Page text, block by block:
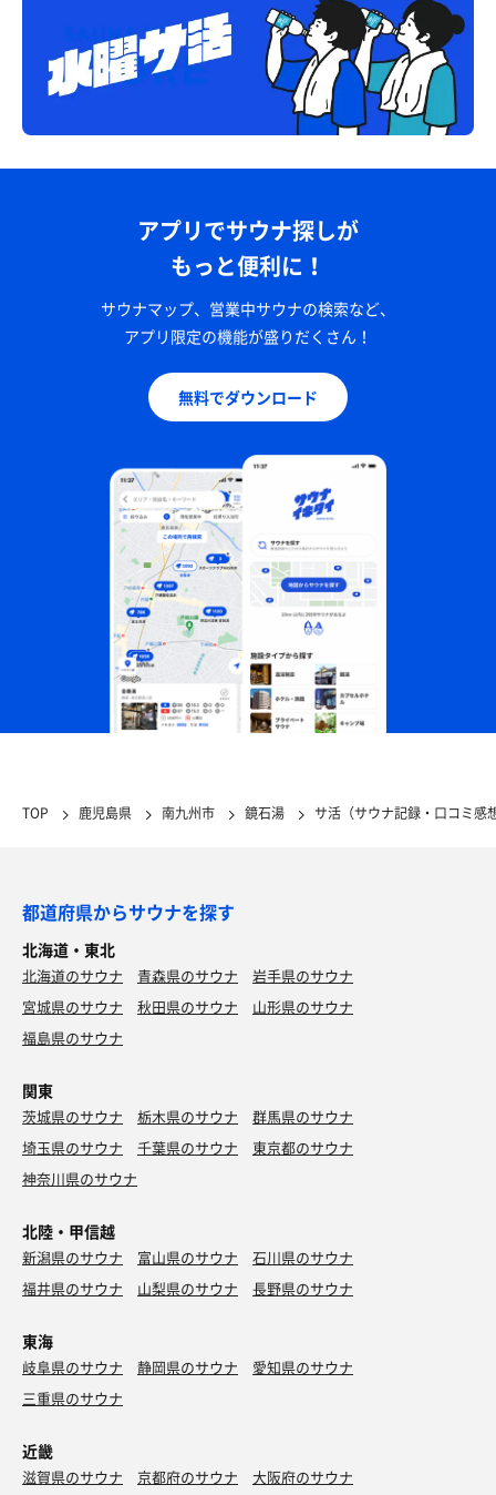
アプリでサウナ探しが
もっと便利に！
サウナマップ、営業中サウナの検索など、
アプリ限定の機能が盛りだくさん！
無料でダウンロード
TOP 鹿児島県 南九州市 鏡石湯 サ活（サウナ記録・口コミ感
都道府県からサウナを探す
北海道・東北
北海道のサウナ 青森県のサウナ
岩手県のサウナ
宮城県のサウナ
秋田県のサウナ
山形県のサウナ
福島県のサウナ
関東
茨城県のサウナ 栃木県のサウナ
群馬県のサウナ
埼玉県のサウナ
千葉県のサウナ
東京都のサウナ
神奈川県のサウナ
北陸・甲信越
新潟県のサウナ 富山県のサウナ
石川県のサウナ
福井県のサウナ
山梨県のサウナ 長野県のサウナ
東海
岐阜県のサウナ 静岡県のサウナ
愛知県のサウナ
三重県のサウナ
近畿
滋賀県のサウナ 京都府のサウナ
大阪府のサウナ